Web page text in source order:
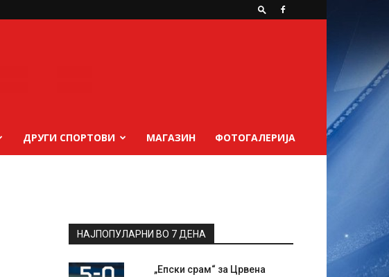
ДРУГИ СПОРТОВИ МАГАЗИН ФОТОГАЛЕРИЈА
НАЈПОПУЛАРНИ ВО 7 ДЕНА
„Епски срам“ за Црвена